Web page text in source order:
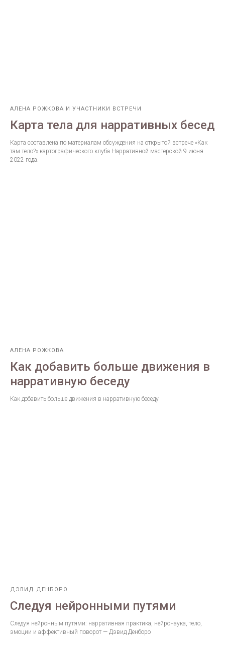
АЛЕНА РОЖКОВА И УЧАСТНИКИ ВСТРЕЧИ
Карта тела для нарративных бесед
Карта составлена по материалам обсуждения на открытой встрече «Как
там тело?» картографического клуба Нарративной мастерской 9 июня
2022 года.
АЛЕНА РОЖКОВА
Как добавить больше движения в
нарративную беседу
Как добавить больше движения в нарративную беседу
ДЭВИД ДЕНБОРО
Следуя нейронными путями
Следуя нейронным путями: нарративная практика, нейронаука, тело,
эмоции и аффективный поворот — Дэвид Денборо